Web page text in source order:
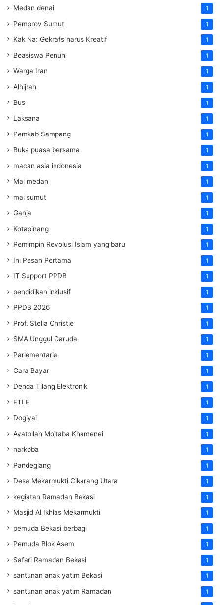
Medan denai 1
Pemprov Sumut 1
Kak Na: Gekrafs harus Kreatif 1
Beasiswa Penuh 1
Warga Iran 1
Alhijrah 1
Bus 1
Laksana 1
Pemkab Sampang 1
Buka puasa bersama 1
macan asia indonesia 1
Mai medan 1
mai sumut 1
Ganja 1
Kotapinang 1
Pemimpin Revolusi Islam yang baru 1
Ini Pesan Pertama 1
IT Support PPDB 1
pendidikan inklusif 1
PPDB 2026 1
Prof. Stella Christie 1
SMA Unggul Garuda 1
Parlementaria 1
Cara Bayar 1
Denda Tilang Elektronik 1
ETLE 1
Dogiyai 1
Ayatollah Mojtaba Khamenei 1
narkoba 1
Pandeglang 1
Desa Mekarmukti Cikarang Utara 1
kegiatan Ramadan Bekasi 1
Masjid Al Ikhlas Mekarmukti 1
pemuda Bekasi berbagi 1
Pemuda Blok Asem 1
Safari Ramadan Bekasi 1
santunan anak yatim Bekasi 1
santunan anak yatim Ramadan 1